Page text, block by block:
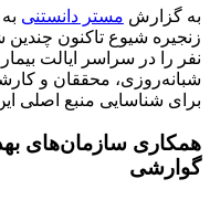
به گزارش مستر دانستنی
نفر را در سراسر ایالت
شبانه‌روزی، محققان و
برای شناسایی منبع اصلی
همکاری سازمان‌های
گوارشی